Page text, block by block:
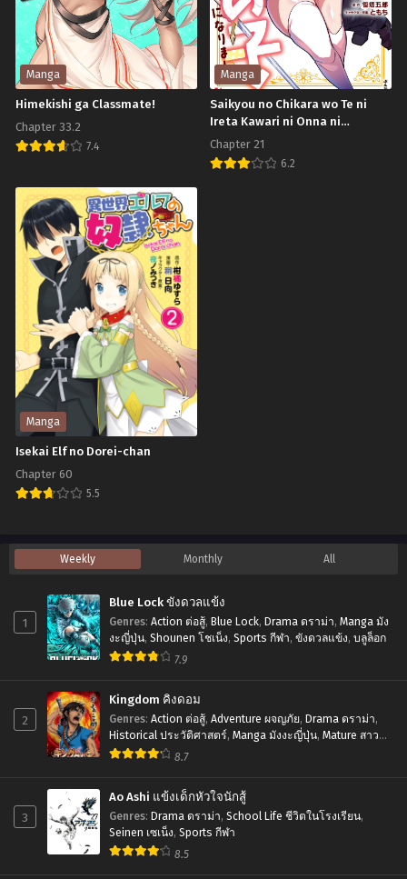
กรกฎาคม 4, 2023 กรกฎาคม 4, 2023
Chapter 61
กรกฎาคม 4, 2023
Chapter 60
กรกฎาคม 4, 2023
Chapter 59
กรกฎาคม 4, 2023
Chapter 58
กรกฎาคม 4, 2023
Chapter 56
Chapter 55
กรกฎาคม 4, 2023
Chapter 53
กรกฎาคม 4, 2023
Chapter 51
กรกฎาคม 4, 2023
Chapter 49
กรกฎาคม 4, 2023
Chapter 47
กรกฎาคม 4, 2023
Chapter 45
Chapter 43
กรกฎาคม 4, 2023
Chapter 42
กรกฎาคม 4, 2023
Chapter 41
กรกฎาคม 4, 2023
Chapter 40
กรกฎาคม 4, 2023
Chapter 39
Chapter 37
กรกฎาคม 4, 2023
Chapter 36
กรกฎาคม 4, 2023
กรกฎาคม 4, 2023 กรกฎาคม 4, 2023
Chapter 33
กรกฎาคม 4, 2023
Chapter 32
:
จัด
ฮา
เรม
ไม่
อั้น
ฮีล
Manga
Himekishi ga Classmate!
Chapter 33.2
7.4
ga
Classmate!
Manga
Saikyou no Chikara wo Te ni
Ireta Kawari ni Onna ni
Narimashita
Chapter 21
6.2
Manga
Isekai Elf no Dorei-chan
Chapter 60
5.5
Elf
no
Dorei-
chan
Weekly Monthly All
1
Blue Lock ขังดวลแข้ง
Genres: Action ต่อสู้, Blue Lock, Drama ดราม่า, Manga มัง
งะญี่ปุ่น, Shounen โชเน็ง, Sports กีฬา, ขังดวลแข้ง, บลูล็อก
7.9
2
Kingdom คิงดอม
Genres: Action ต่อสู้, Adventure ผจญภัย, Drama ดราม่า,
Historical ประวัติศาสตร์, Manga มังงะญี่ปุ่น, Mature สาว
ใหญ่,Seinen เซเน็ง
8.7
3
Ao Ashi แข้งเด็กหัวใจนักสู้
Genres: Drama ดราม่า, School Life ชีวิตในโรงเรียน,
Seinen เซเน็ง, Sports กีฬา
8.5